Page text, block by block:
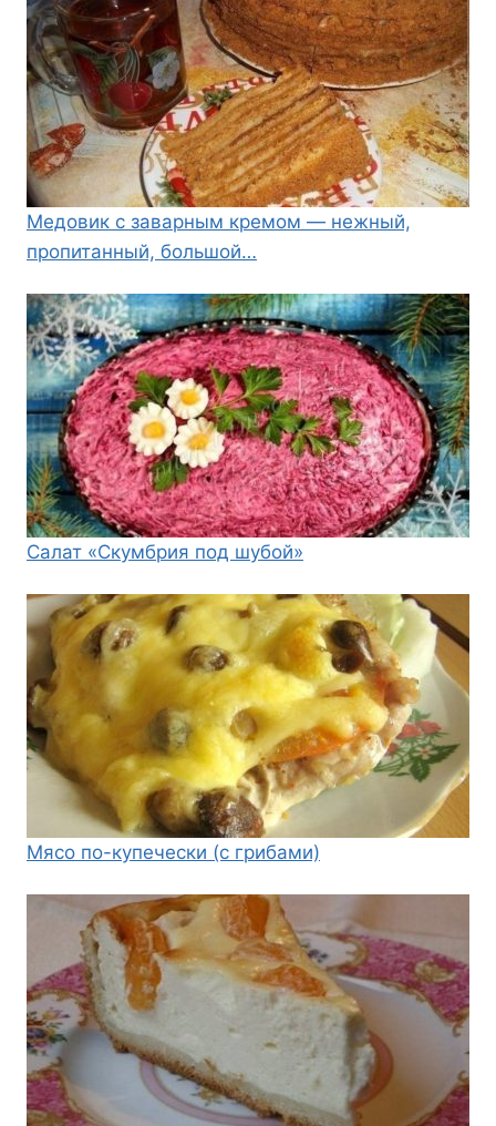
Медовик с заварным кремом — нежный,
пропитанный, большой…
Салат «Скумбрия под шубой»
Мясо по-купечески (с грибами)